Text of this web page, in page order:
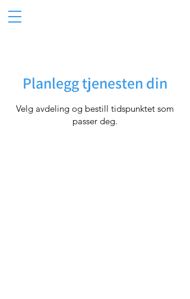
Planlegg tjenesten din
Velg avdeling og bestill tidspunktet som
passer deg.